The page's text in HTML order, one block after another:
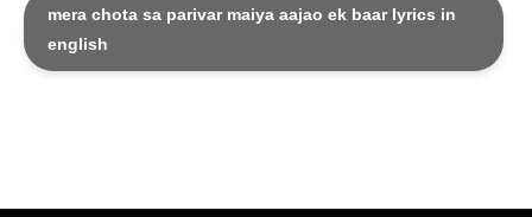
mera chota sa parivar maiya aajao ek baar lyrics in
english